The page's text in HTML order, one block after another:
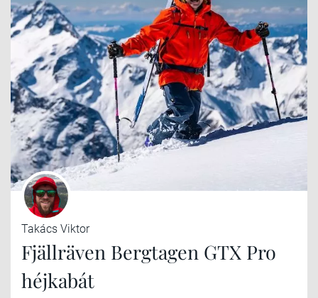
Takács Viktor
Fjällräven Bergtagen GTX Pro
héjkabát